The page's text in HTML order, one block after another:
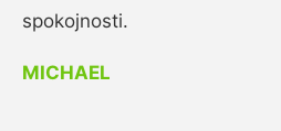
spokojnosti.
MICHAEL